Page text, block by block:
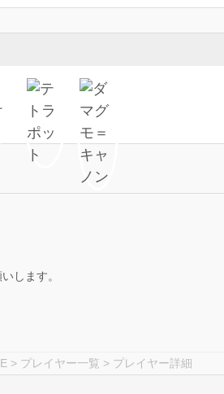
します。
> プレイヤー一覧 > プレイヤー詳細